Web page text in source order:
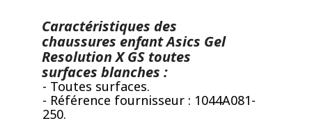
Caractéristiques des
chaussures enfant Asics Gel
Resolution X GS toutes
surfaces blanches :
- Toutes surfaces.
- Référence fournisseur : 1044A081-
250.